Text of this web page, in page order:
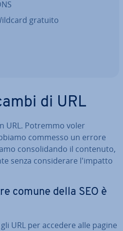
gratuito
di URL
URL. Potremmo voler
commesso un errore
con­so­li­dan­do il contenuto,
senza con­si­de­ra­re l'impatto
comune della SEO è
URL per accedere alle pagine